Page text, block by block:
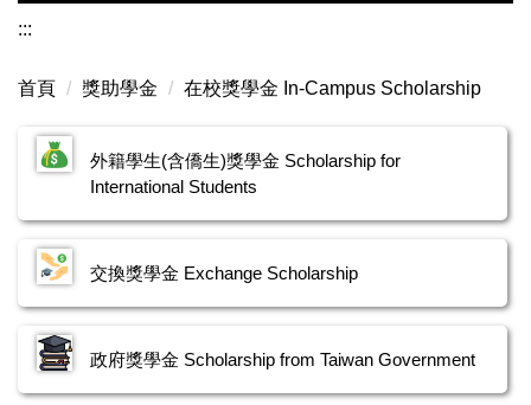
獎助學金申請 Scholarship Application
在校獎學金 In-Campus Scholarship
政府獎學金 Scholarship from Taiwan Government
:::
首頁 獎助學金 在校獎學金 In-Campus Scholarship
外籍學生(含僑生)獎學金 Scholarship for
International Students
交換獎學金 Exchange Scholarship
政府獎學金 Scholarship from Taiwan Government